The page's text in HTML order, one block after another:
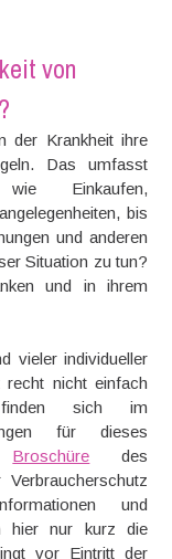
von
der Krankheit ihre
Das umfasst
wie Einkaufen,
bis
und anderen
Situation zu tun?
und in ihrem
vieler individueller
recht nicht einfach
finden sich im
für dieses
Broschüre des
und
hier nur kurz die
vor Eintritt der